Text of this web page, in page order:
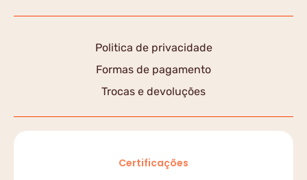
Politica de privacidade
Formas de pagamento
Trocas e devoluções
Certificações